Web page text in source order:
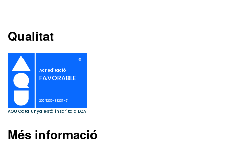
Qualitat
Més informació